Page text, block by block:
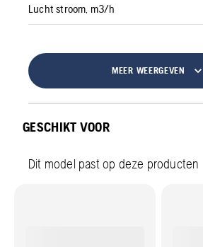
Lucht stroom, m3/h
MEER WEERGEVEN
GESCHIKT VOOR
Dit model past op deze producten